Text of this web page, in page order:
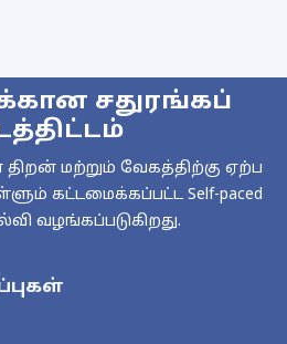
சதுரங்கப்
மற்றும் வேகத்திற்கு ஏற்ப
கட்டமைக்கப்பட்ட Self-paced
வழங்கப்படுகிறது.